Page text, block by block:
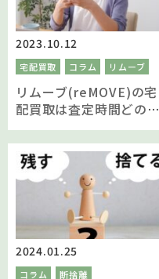
2023.10.12
宅配買取 コラム リムーブ
リムーブ(reMOVE)の宅
配買取は査定時間どのく
らい？
2024.01.25
コラム 断捨離